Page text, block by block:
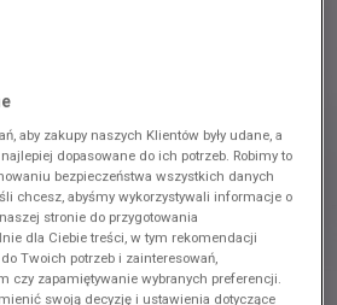
aby zakupy naszych Klientów były udane, a
dopasowane do ich potrzeb. Robimy to
bezpieczeństwa wszystkich danych
chcesz, abyśmy wykorzystywali informacje o
stronie do przygotowania
dla Ciebie treści, w tym rekomendacji
Twoich potrzeb i zainteresowań,
czy zapamiętywanie wybranych preferencji.
swoją decyzję i ustawienia dotyczące